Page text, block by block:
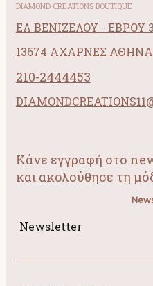
DIAMOND CREATIONS BOUTIQUE
ΕΛ ΒΕΝΙΖΕΛΟΥ - ΕΒΡΟΥ
13674 ΑΧΑΡΝΕΣ ΑΘΗΝΑ
210-2444453
Κάνε εγγραφή στο
και ακολούθησε τη
Newsletter